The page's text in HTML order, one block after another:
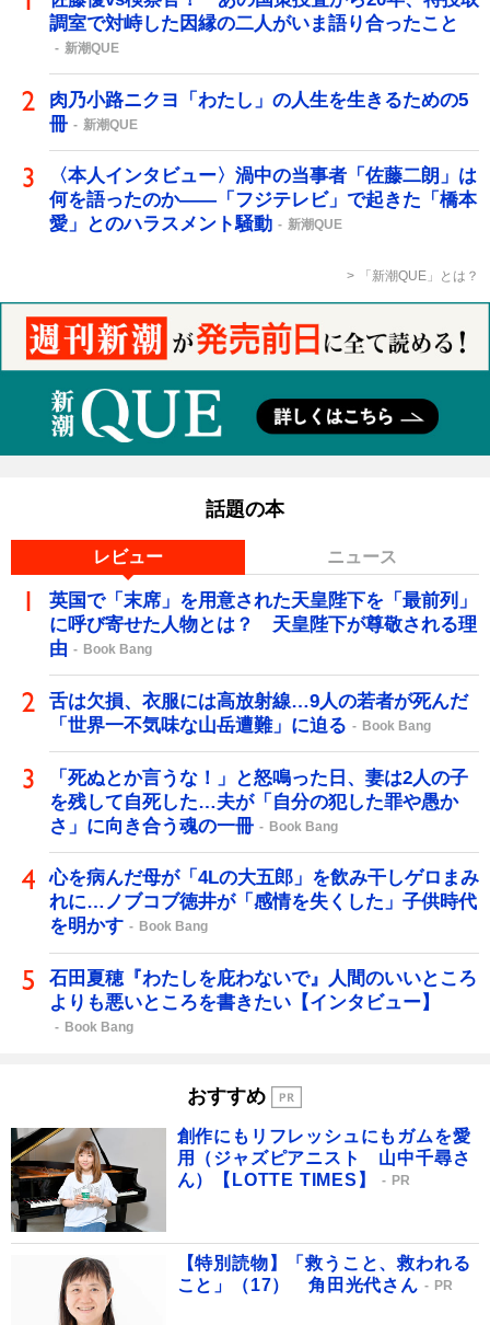
調室で対峙した因縁の二人がいま語り合ったこと
新潮QUE
肉乃小路ニクヨ「わたし」の人生を生きるための5
冊
新潮QUE
〈本人インタビュー〉渦中の当事者「佐藤二朗」は
何を語ったのか――「フジテレビ」で起きた「橋本
愛」とのハラスメント騒動
新潮QUE
「新潮QUE」とは？
話題の本
レビュー ニュース
英国で「末席」を用意された天皇陛下を「最前列」
に呼び寄せた人物とは？ 天皇陛下が尊敬される理
由
Book Bang
舌は欠損、衣服には高放射線…9人の若者が死んだ
「世界一不気味な山岳遭難」に迫る
Book Bang
「死ぬとか言うな！」と怒鳴った日、妻は2人の子
を残して自死した…夫が「自分の犯した罪や愚か
さ」に向き合う魂の一冊
Book Bang
心を病んだ母が「4Lの大五郎」を飲み干しゲロまみ
れに…ノブコブ徳井が「感情を失くした」子供時代
を明かす
Book Bang
石田夏穂『わたしを庇わないで』人間のいいところ
よりも悪いところを書きたい【インタビュー】
Book Bang
おすすめ
創作にもリフレッシュにもガムを愛
用（ジャズピアニスト 山中千尋さ
ん）【LOTTE TIMES】
PR
【特別読物】「救うこと、救われる
こと」（17） 角田光代さん
PR